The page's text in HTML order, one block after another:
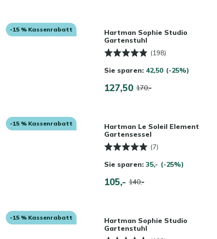
-15 % Kassenrabatt
Hartman Sophie Studio
Gartenstuhl
(198)
Sie sparen: 42,50 (-25%)
127,50 170,-
-15 % Kassenrabatt
Hartman Le Soleil Element
Gartensessel
(7)
Sie sparen: 35,- (-25%)
105,- 140,-
-15 % Kassenrabatt
Hartman Sophie Studio
Gartenstuhl